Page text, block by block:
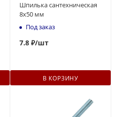
Шпилька сантехническая
8x50 мм
Под заказ
7.8 ₽/шт
В КОРЗИНУ